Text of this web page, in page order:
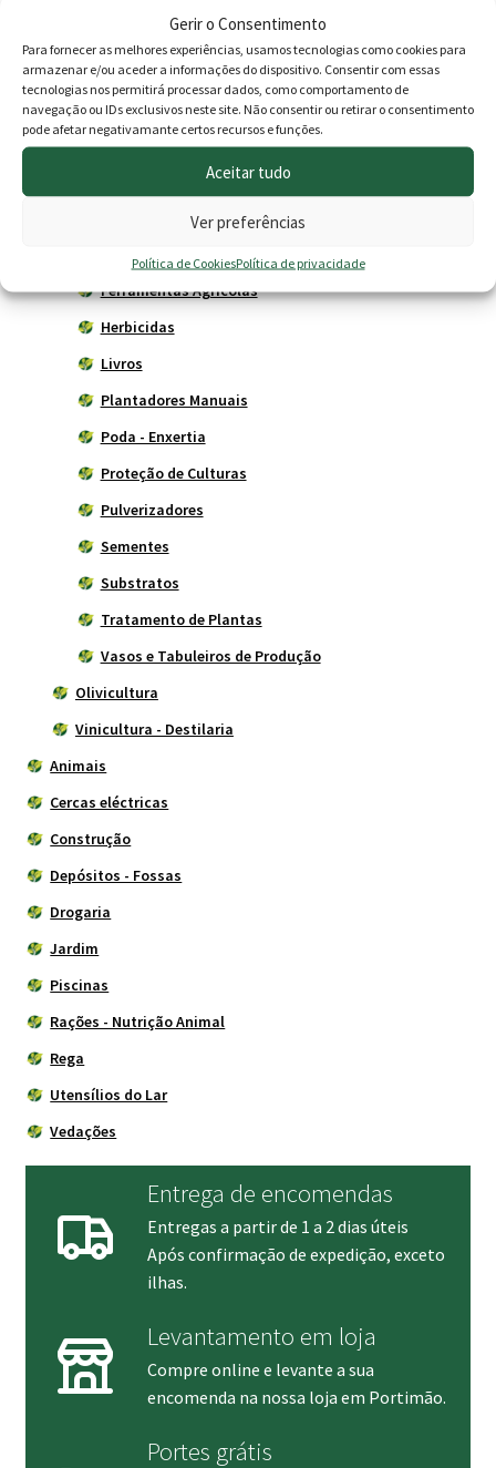
Gerir o Consentimento
Para fornecer as melhores experiências, usamos tecnologias como cookies para
armazenar e/ou aceder a informações do dispositivo. Consentir com essas
tecnologias nos permitirá processar dados, como comportamento de
navegação ou IDs exclusivos neste site. Não consentir ou retirar o consentimento
pode afetar negativamante certos recursos e funções.
Aceitar tudo
Ver preferências
Política de CookiesPolítica de privacidade
Agricultura
Horta
Acessórios
Carros de mão
Ferramentas Agrícolas
Herbicidas
Livros
Plantadores Manuais
Poda - Enxertia
Proteção de Culturas
Pulverizadores
Sementes
Substratos
Tratamento de Plantas
Vasos e Tabuleiros de Produção
Olivicultura
Vinicultura - Destilaria
Animais
Cercas eléctricas
Construção
Depósitos - Fossas
Drogaria
Jardim
Piscinas
Rações - Nutrição Animal
Rega
Utensílios do Lar
Vedações
Entrega de encomendas
Entregas a partir de 1 a 2 dias úteis
Após confirmação de expedição, exceto
ilhas.
Levantamento em loja
Compre online e levante a sua
encomenda na nossa loja em Portimão.
Portes grátis